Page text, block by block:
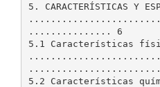
5. CARACTERÍSTICAS Y
............... 6
5.1 Características
5.2 Características